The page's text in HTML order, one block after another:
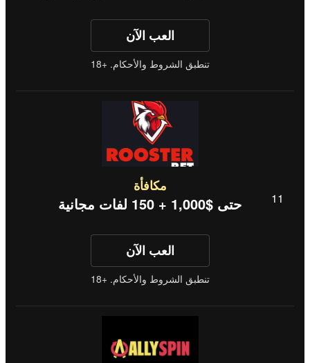
العب الآن
تنطبق الشروط والأحكام. +18
مكافأة
حتى $1,000 + 150 لفات مجانية
العب الآن
تنطبق الشروط والأحكام. +18